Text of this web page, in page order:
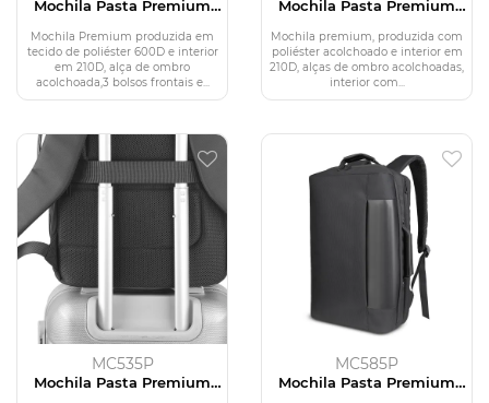
Mochila Pasta Premium
Poliéster 600D
Mochila Premium produzida em
tecido de poliéster 600D e interior
em 210D, alça de ombro
acolchoada,3 bolsos frontais e...
Mochila Pasta Premium
Poliéster 600D
Mochila premium, produzida com
poliéster acolchoado e interior em
210D, alças de ombro acolchoadas,
interior com...
MC535P
Mochila Pasta Premium
MC585P
Mochila Pasta Premium